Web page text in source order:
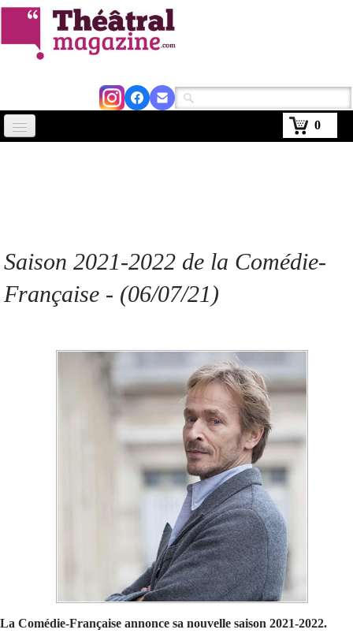
0
Kiosque
Saison 2021-2022 de la Comédie-
Française - (06/07/21)
La Comédie-Française annonce sa nouvelle saison 2021-2022.